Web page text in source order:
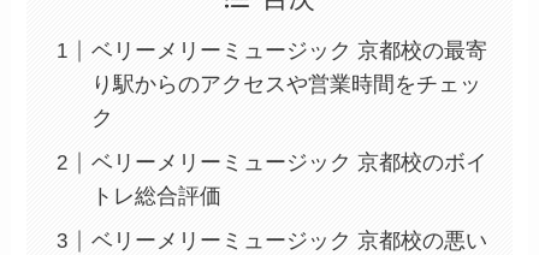
ベリーメリーミュージック 京都校の最寄
り駅からのアクセスや営業時間をチェッ
ク
ベリーメリーミュージック 京都校のボイ
トレ総合評価
ベリーメリーミュージック 京都校の悪い